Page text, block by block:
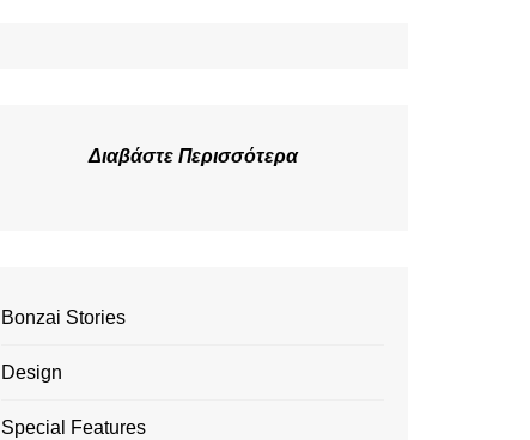
Διαβάστε Περισσότερα
Bonzai Stories
Design
Special Features